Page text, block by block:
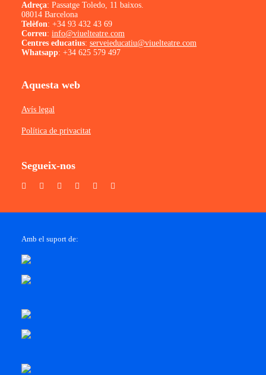
Adreça: Passatge Toledo, 11 baixos.
08014 Barcelona
Telèfon: +34 93 432 43 69
Correu: info@viuelteatre.com
Centres educatius: serveieducatiu@viuelteatre.com
Whatsapp: +34 625 579 497
Aquesta web
Avís legal
Política de privacitat
Segueix-nos
Amb el suport de: